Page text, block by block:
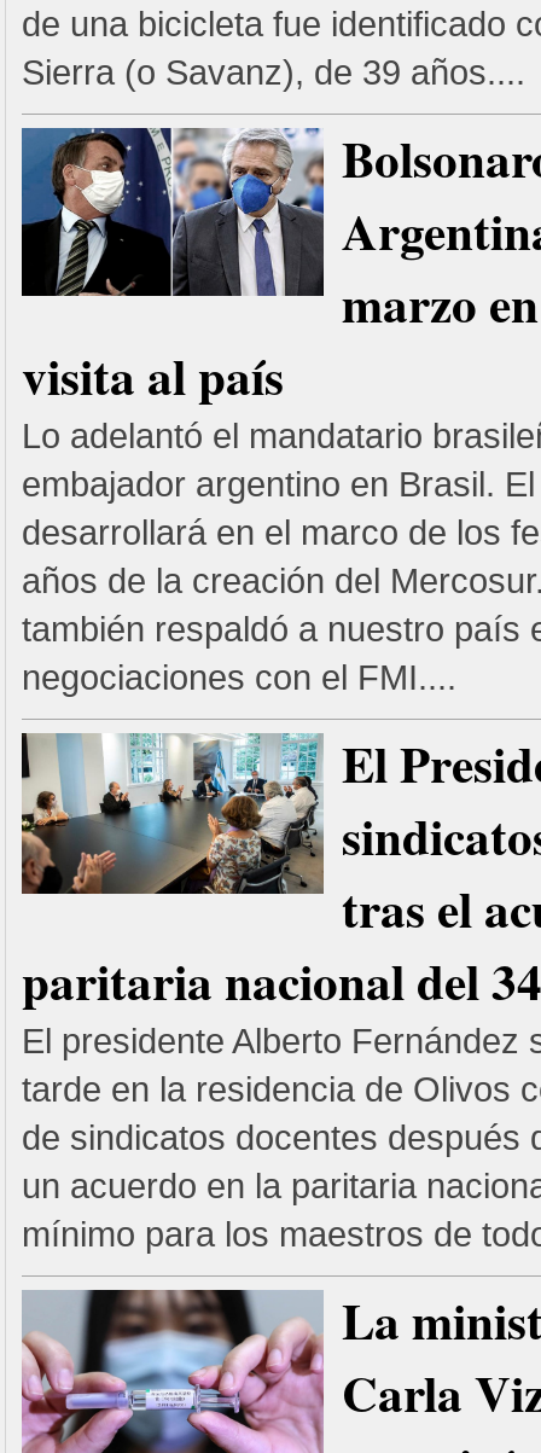
de una bicicleta fue identificado
Sierra (o Savanz), de 39 años....
marzo
visita al país
Lo adelantó el mandatario
embajador argentino en Brasil.
desarrollará en el marco de los
años de la creación del
también respaldó a nuestro país
negociaciones con el FMI....
El
tras el
paritaria nacional del
El presidente Alberto Fernández
tarde en la residencia de Olivos
de sindicatos docentes después
un acuerdo en la paritaria
mínimo para los maestros de
La
Carla